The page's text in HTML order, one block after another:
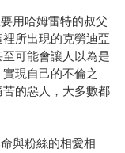
用哈姆雷特的叔父
所出現的克勞迪亞
可能會讓人以為是
現自己的不倫之
的惡人，大多數都
與粉絲的相愛相